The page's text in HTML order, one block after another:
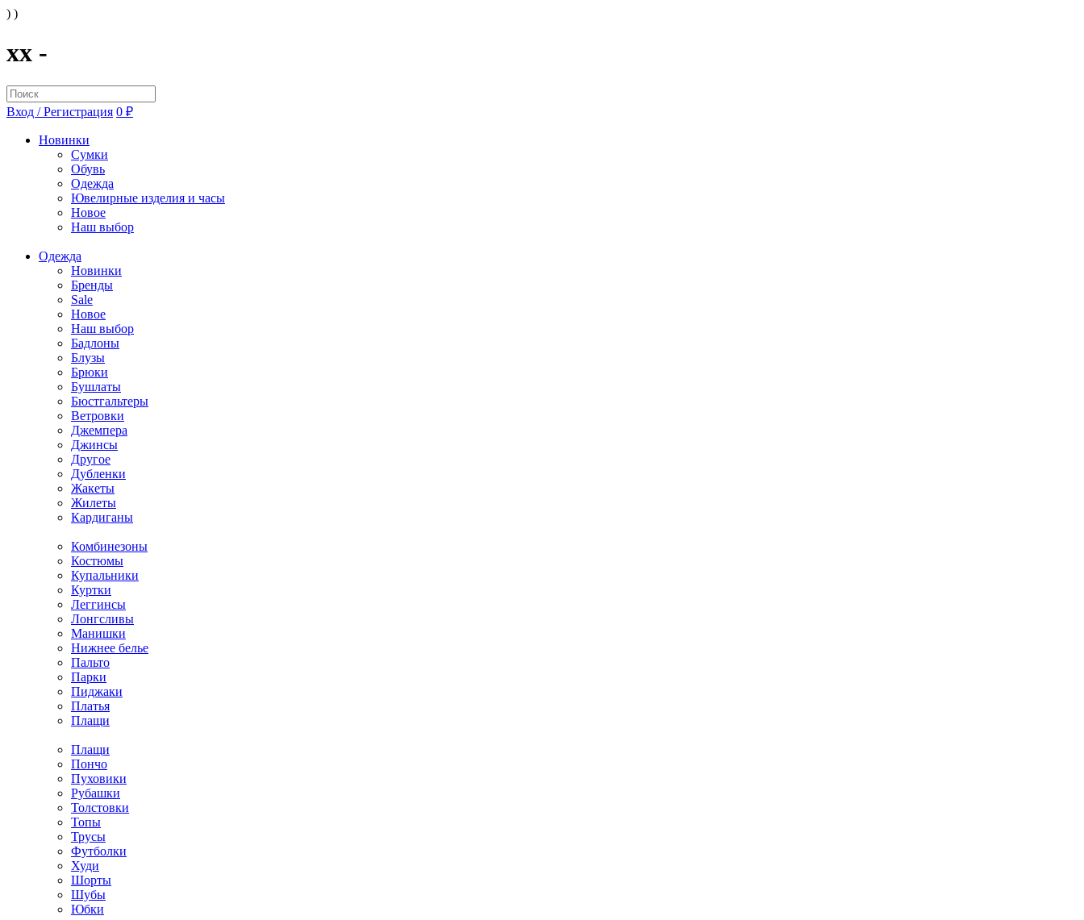
) )
xx -
Вход / Регистрация 0 ₽
Новинки
Сумки
Обувь
Одежда
Ювелирные изделия и часы
Новое
Наш выбор
Одежда
Новинки
Бренды
Sale
Новое
Наш выбор
Бадлоны
Блузы
Брюки
Бушлаты
Бюстгальтеры
Ветровки
Джемпера
Джинсы
Другое
Дубленки
Жакеты
Жилеты
Кардиганы
Комбинезоны
Костюмы
Купальники
Куртки
Леггинсы
Лонгсливы
Манишки
Нижнее белье
Пальто
Парки
Пиджаки
Платья
Плащи
Плащи
Пончо
Пуховики
Рубашки
Толстовки
Топы
Трусы
Футболки
Худи
Шорты
Шубы
Юбки